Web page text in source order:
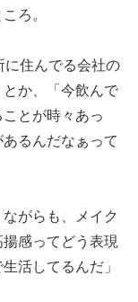
ろ。
住んでる会社の
か、「今飲んで
とが時々あっ
るんだなぁって
がらも、メイク
感ってどう表現
活してるんだ」